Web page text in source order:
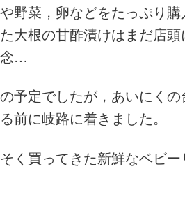
野菜，卵などをたっぷり
大根の甘酢漬けはまだ店
念…
予定でしたが，あいにく
前に岐路に着きました。
く買ってきた新鮮なベビ